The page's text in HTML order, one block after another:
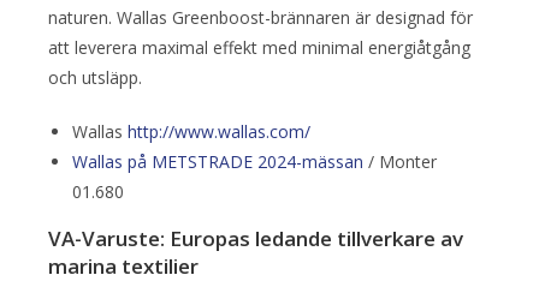
naturen. Wallas Greenboost-brännaren är designad för
att leverera maximal effekt med minimal energiåtgång
och utsläpp.
Wallas http://www.wallas.com/
Wallas på METSTRADE 2024-mässan / Monter
01.680
VA-Varuste: Europas ledande tillverkare av
marina textilier